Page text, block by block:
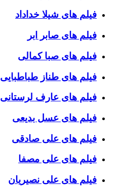
فیلم های شیلا خداداد
فیلم های صابر ابر
فیلم های صبا کمالی
فیلم های طناز طباطبایی
فیلم های عارف لرستانی
فیلم های عسل بدیعی
فیلم های علی صادقی
فیلم های علی مصفا
فیلم های علی نصیریان